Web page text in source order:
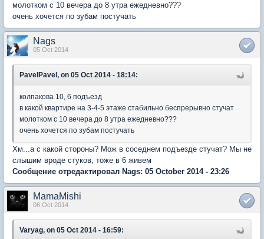
молотком с 10 вечера до 8 утра ежедневно???
очень хочется по зубам постучать
Nags
05 Oct 2014
PavelPavel, on 05 Oct 2014 - 18:14:
колпакова 10, 6 подъезд
в какой квартире на 3-4-5 этаже стабильно беспрерывно стучат
молотком с 10 вечера до 8 утра ежедневно???
очень хочется по зубам постучать
Хм...а с какой стороны? Мож в соседнем подъезде стучат? Мы не
слышим вроде стуков, тоже в 6 живем
Сообщение отредактировал Nags: 05 October 2014 - 23:26
MamaMishi
06 Oct 2014
Varyag, on 05 Oct 2014 - 16:59: